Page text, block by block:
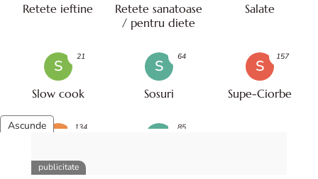
Retete ieftine
Retete sanatoase
/ pentru diete
Salate
S
Slow cook
21
S
Sosuri
64
S
Supe-Ciorbe
157
U
Utile pentru tine,
134 85